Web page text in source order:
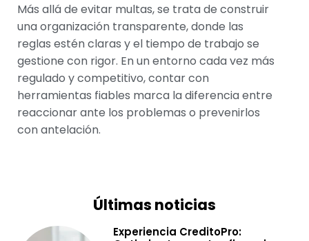
Más allá de evitar multas, se trata de construir
una organización transparente, donde las
reglas estén claras y el tiempo de trabajo se
gestione con rigor. En un entorno cada vez más
regulado y competitivo, contar con
herramientas fiables marca la diferencia entre
reaccionar ante los problemas o prevenirlos
con antelación.
Últimas noticias
Experiencia CreditoPro: